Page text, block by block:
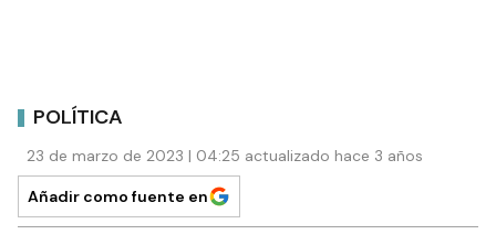
POLÍTICA
23 de marzo de 2023 | 04:25 actualizado hace 3 años